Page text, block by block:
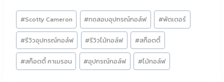
Post
Tags:
#Scotty Cameron #ทดสอบอุปกรณ์กอล์ฟ #พัตเตอร์
#รีวิวอุปกรณ์กอล์ฟ #รีวิวไม้กอล์ฟ #สก็อตตี้
#สก็อตตี้ คาเมรอน #อุปกรณ์กอล์ฟ #ไม้กอล์ฟ